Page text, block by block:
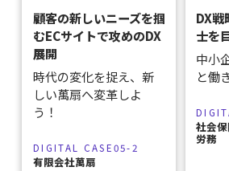
顧客の新しいニーズを掴
むECサイトで攻めのDX
展開
時代の変化を捉え、新
しい萬扇へ変革しよ
う！
DIGITAL CASE05-2
有限会社萬扇
DX戦
士を
中小
と働
社会
労務